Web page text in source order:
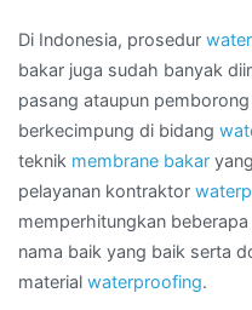
Daerah
TOMOHON
Di Indonesia, prosedur
bakar juga sudah banyak
pasang ataupun
berkecimpung di bidang
teknik membrane bakar
pelayanan kontraktor
memperhitungkan
nama baik yang baik serta
material waterproofing.